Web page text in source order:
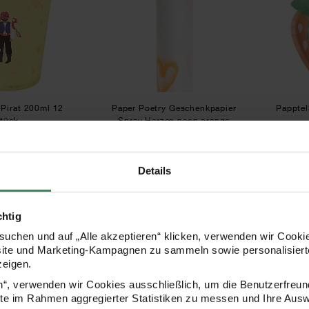
Details
und auf „Alle akzeptieren“ klicken, verwenden wir
und Marketing-Kampagnen zu sammeln sowie
verwenden wir Cookies ausschließlich, um die
im Rahmen aggregierter Statistiken zu messen und Ihre
200ml 12
Paper Poetry Geschenkpapier
Spray Herzen neon orange
2,00 €
Paper Poetry Partyhüte zum Ausmalen 8 Stück
Paper Poetry